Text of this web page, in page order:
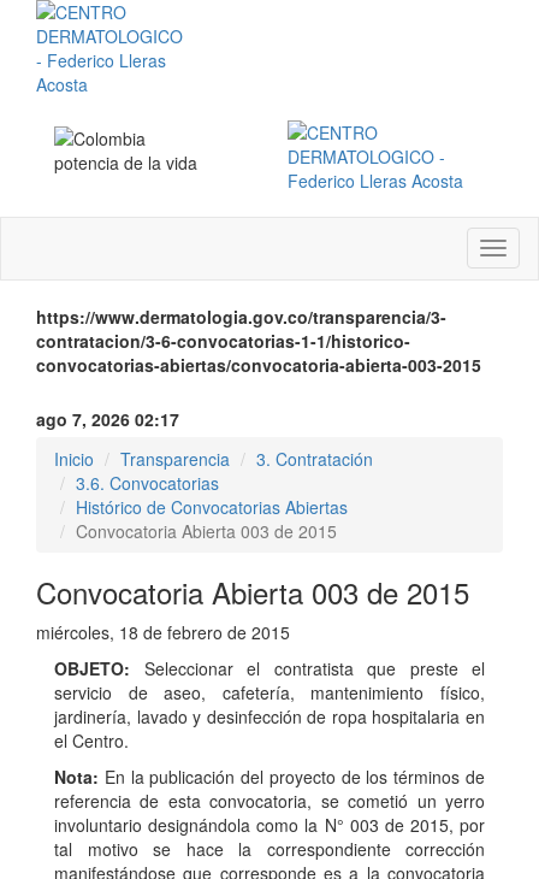
Menú
https://www.dermatologia.gov.co/transparencia/3-
contratacion/3-6-convocatorias-1-1/historico-
convocatorias-abiertas/convocatoria-abierta-003-2015
ago 7, 2026 02:17
Inicio
Transparencia
3. Contratación
3.6. Convocatorias
Histórico de Convocatorias Abiertas
Convocatoria Abierta 003 de 2015
Convocatoria Abierta 003 de 2015
miércoles, 18 de febrero de 2015
OBJETO: Seleccionar el contratista que preste el
servicio de aseo, cafetería, mantenimiento físico,
jardinería, lavado y desinfección de ropa hospitalaria en
el Centro.
Nota: En la publicación del proyecto de los términos de
referencia de esta convocatoria, se cometió un yerro
involuntario designándola como la N° 003 de 2015, por
tal motivo se hace la correspondiente corrección
manifestándose que corresponde es a la convocatoria